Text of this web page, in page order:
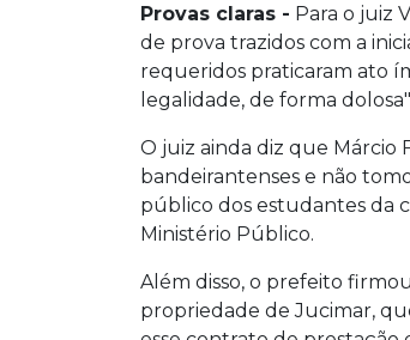
Provas claras - Para o juiz
de prova trazidos com a
requeridos praticaram ato
legalidade, de forma
O juiz ainda diz que Márcio
bandeirantenses e não
público dos estudantes da
Ministério Público.
Além disso, o prefeito
propriedade de Jucimar,